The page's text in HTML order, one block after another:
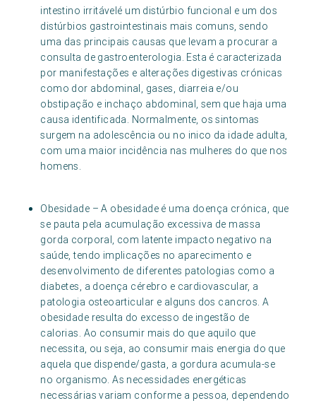
intestino irritávelé um distúrbio funcional e um dos
distúrbios gastrointestinais mais comuns, sendo
uma das principais causas que levam a procurar a
consulta de gastroenterologia. Esta é caracterizada
por manifestações e alterações digestivas crónicas
como dor abdominal, gases, diarreia e/ou
obstipação e inchaço abdominal, sem que haja uma
causa identificada. Normalmente, os sintomas
surgem na adolescência ou no inico da idade adulta,
com uma maior incidência nas mulheres do que nos
homens.
Obesidade – A obesidade é uma doença crónica, que
se pauta pela acumulação excessiva de massa
gorda corporal, com latente impacto negativo na
saúde, tendo implicações no aparecimento e
desenvolvimento de diferentes patologias como a
diabetes, a doença cérebro e cardiovascular, a
patologia osteoarticular e alguns dos cancros. A
obesidade resulta do excesso de ingestão de
calorias. Ao consumir mais do que aquilo que
necessita, ou seja, ao consumir mais energia do que
aquela que dispende/gasta, a gordura acumula-se
no organismo. As necessidades energéticas
necessárias variam conforme a pessoa, dependendo